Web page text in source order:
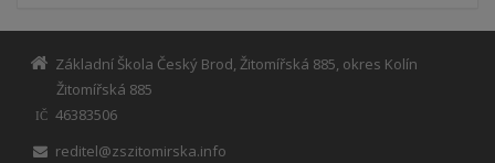
Základní Škola Český Brod, Žitomířská 885, okres Kolín
Žitomířská 885
IČ
46383506
reditel@zszitomirska.info